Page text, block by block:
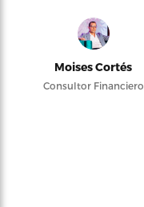
Moises Cortés
Consultor Financiero